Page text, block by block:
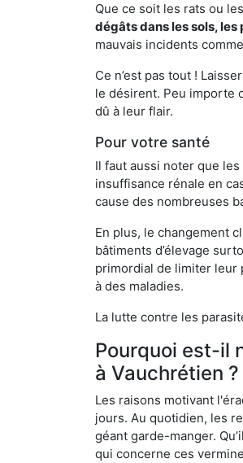
Que ce soit les rats ou
dégâts dans les sols, les
mauvais incidents
Ce n’est pas tout !
le désirent. Peu importe
dû à leur flair.
Pour votre santé
Il faut aussi noter que
insuffisance rénale en
cause des nombreuses
En plus, le changement
bâtiments d’élevage
primordial de limiter leur
à des maladies.
La lutte contre les
Pourquoi est-il
à Vauchrétien ?
Les raisons motivant
jours. Au quotidien, les
géant garde-manger.
qui concerne ces